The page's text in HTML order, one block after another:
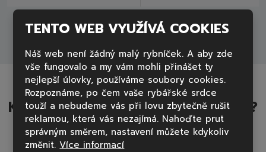
KDE NAKOUPÍTE RYBY A VÝROBKY?
TENTO WEB VYUŽÍVÁ COOKIES
Náš web není žádný malý rybníček. A aby zde
vše fungovalo a my vám mohli přinášet ty
nejlepší úlovky, používáme soubory cookies.
Rozpoznáme, po čem vaše rybářské srdce
touží a nebudeme vás při lovu zbytečně rušit
reklamou, která vás nezajímá. Nahoďte prut
správným směrem, nastavení můžete kdykoliv
změnit.Více informací